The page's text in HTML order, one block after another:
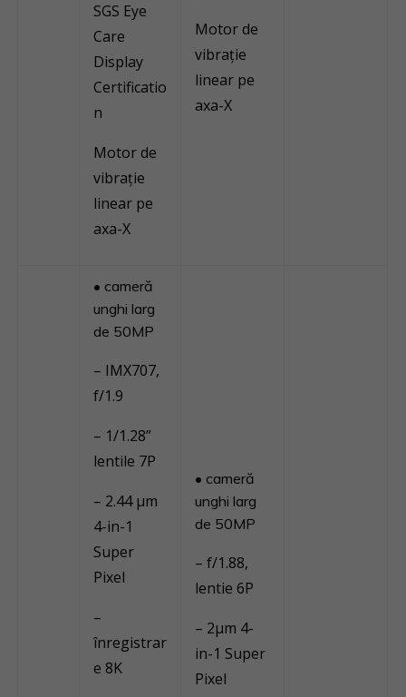
SGS Eye
Care
Display
Certificatio
n
Motor de
vibrație
linear pe
axa-X
Motor de
vibrație
linear pe
axa-X
• cameră
unghi larg
de 50MP
– IMX707,
f/1.9
– 1/1.28”
lentile 7P
– 2.44 μm
4-in-1
Super
Pixel
–
înregistrar
e 8K
• cameră
unghi larg
de 50MP
– f/1.88,
lentie 6P
– 2μm 4-
in-1 Super
Pixel